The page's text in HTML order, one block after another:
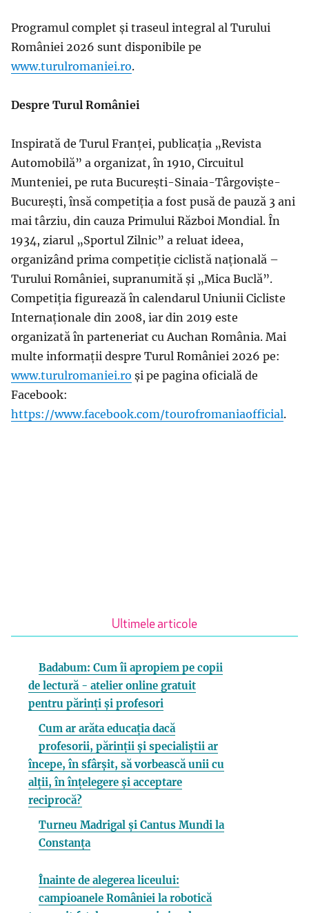
Programul complet și traseul integral al Turului
României 2026 sunt disponibile pe
www.turulromaniei.ro.
Despre Turul României
Inspirată de Turul Franței, publicația „Revista
Automobilă” a organizat, în 1910, Circuitul
Munteniei, pe ruta București-Sinaia-Târgoviște-
București, însă competiția a fost pusă de pauză 3 ani
mai târziu, din cauza Primului Război Mondial. În
1934, ziarul „Sportul Zilnic” a reluat ideea,
organizând prima competiție ciclistă națională –
Turului României, supranumită și „Mica Buclă”.
Competiția figurează în calendarul Uniunii Cicliste
Internaționale din 2008, iar din 2019 este
organizată în parteneriat cu Auchan România. Mai
multe informații despre Turul României 2026 pe:
www.turulromaniei.ro și pe pagina oficială de
Facebook:
https://www.facebook.com/tourofromaniaofficial.
Ultimele articole
Badabum: Cum îi apropiem pe copii
de lectură - atelier online gratuit
pentru părinți și profesori
Cum ar arăta educația dacă
profesorii, părinții și specialiștii ar
începe, în sfârșit, să vorbească unii cu
alții, în înțelegere și acceptare
reciprocă?
Turneu Madrigal și Cantus Mundi la
Constanța
Înainte de alegerea liceului:
campioanele României la robotică